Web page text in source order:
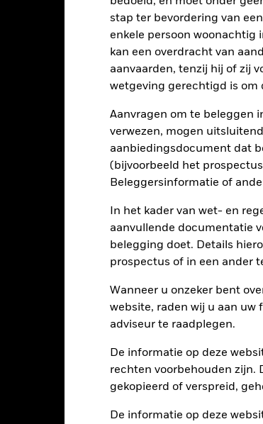
stap ter bevordering van
enkele persoon woonachtig
kan een overdracht van
aanvaarden, tenzij hij of zij
wetgeving gerechtigd is om
Aanvragen om te beleggen
verwezen, mogen
aanbiedingsdocument dat
(bijvoorbeeld het
Beleggersinformatie of
In het kader van wet- en
aanvullende documentatie
belegging doet. Details
prospectus of in een ander
Wanneer u onzeker bent
website, raden wij u aan uw
adviseur te raadplegen.
De informatie op deze
rechten voorbehouden zijn.
gekopieerd of verspreid,
De informatie op deze
Belangrijkste
en/of de wanbetalingsquote van emittenten
hogere rating. Potentiële of werkelijke verlagingen
kapitaalverlies groter zijn. Het fonds kan ook
de activa die worden aangehouden, zullen de
uit te sluiten die zich bezighouden met
kan het potentiële beleggingsuniversum een stuk
de beleggingen van het Fonds in vergelijking met een
of kapitaal terug te betalen.Liquiditeitsrisico: lagere
beleggingen gemakkelijk aan te kopen of te
Kerngegevens
25/feb/2025
Valuta reeks
Aankoopkosten